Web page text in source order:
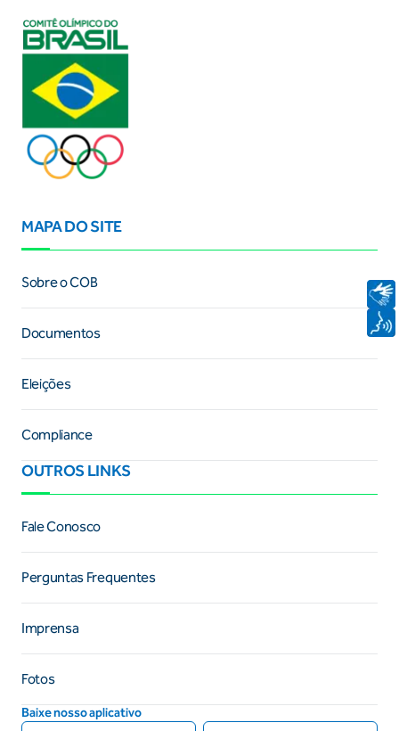
MAPA DO SITE
Sobre o COB
Documentos
Eleições
Compliance
OUTROS LINKS
Fale Conosco
Perguntas Frequentes
Imprensa
Fotos
Baixe nosso aplicativo